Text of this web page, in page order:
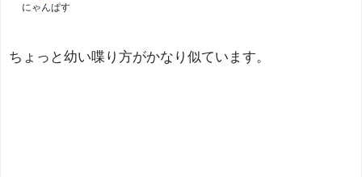
にゃんぱす
ちょっと幼い喋り方がかなり似ています。